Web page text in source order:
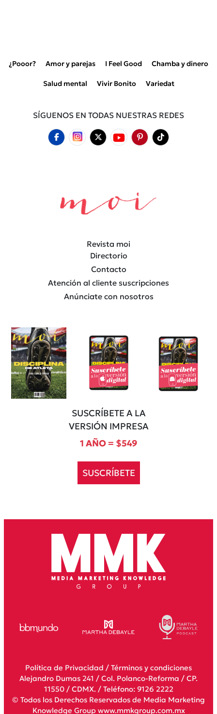
¿Pooor? Amor y parejas I Feel Good Chamba y dinero
Salud mental Vivir Bonito Variedat
SÍGUENOS EN TODAS NUESTRAS REDES
Revista moi
Directorio
Contacto
Atención al cliente suscripciones
Anúnciate con nosotros
SUSCRÍBETE A LA
VERSIÓN IMPRESA
1 AÑO = $549
SUSCRÍBETE
Política de Privacidad / Términos y condiciones
Alejandro Dumas 241 / Col. Polanco-Reforma / CP.
11550 / CDMX. / Teléfono: 9126 2222
© Todos los Derechos Reservados de Media Marketing
Knowledge Group www.mmkgroup.com.mx